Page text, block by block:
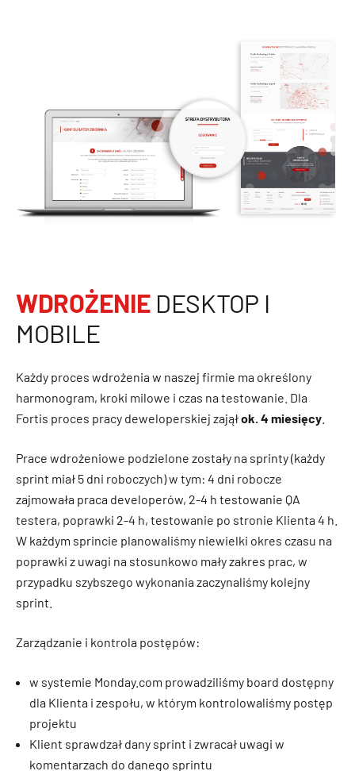
WDROŻENIE DESKTOP I
MOBILE
Każdy proces wdrożenia w naszej firmie ma określony
harmonogram, kroki milowe i czas na testowanie. Dla
Fortis proces pracy deweloperskiej zająłok. 4 miesięcy
Prace wdrożeniowe podzielone zostały na sprinty (każdy
sprint miał 5 dni roboczych) w tym: 4 dni robocze
zajmowała praca developerów, 2-4 h testowanie QA
testera, poprawki 2-4 h, testowanie po stronie Klienta 4 h.
W każdym sprincie planowaliśmy niewielki okres czasu na
poprawki z uwagi na stosunkowo mały zakres prac, w
przypadku szybszego wykonania zaczynaliśmy kolejny
sprint.
Zarządzanie i kontrola postępów:
w systemie Monday.com prowadziliśmy board dostępny
dla Klienta i zespołu, w którym kontrolowaliśmy postęp
projektu
Klient sprawdzał dany sprint i zwracał uwagi w
komentarzach do danego sprintu